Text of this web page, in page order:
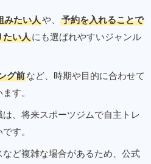
みたい人や、
予約を入れることで
たい人にも選ばれやすいジャンル
グ前など、時期や目的に合わせて
す。
、将来スポーツジムで自主トレ
す。
ど複雑な場合があるため、公式